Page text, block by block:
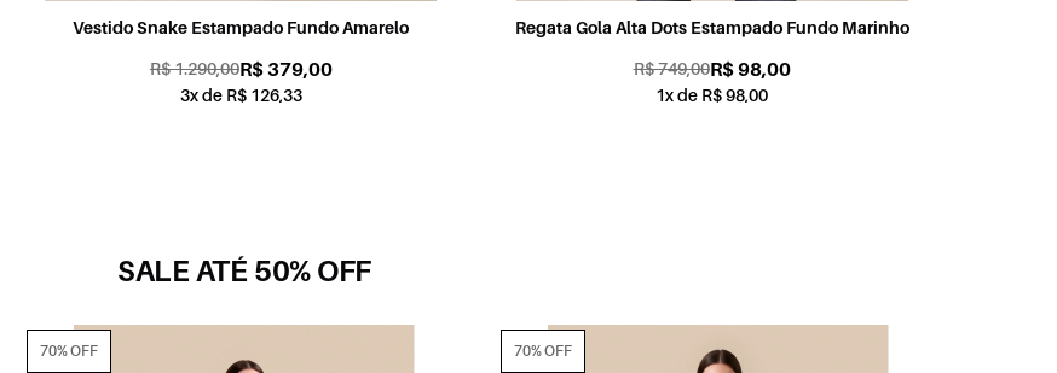
Vestido Snake Estampado Fundo Amarelo
R$ 1.290,00R$ 379,00
3x de R$ 126,33
Regata Gola Alta Dots Estampado Fundo Marinho
R$ 749,00R$ 98,00
1x de R$ 98,00
SALE ATÉ 50% OFF
70% OFF 70% OFF